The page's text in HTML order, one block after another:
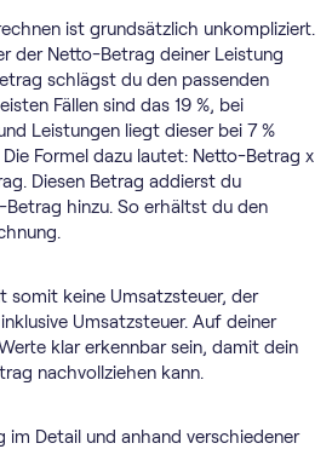
ist grundsätzlich unkompliziert.
der Netto-Betrag deiner Leistung
schlägst du den passenden
Fällen sind das 19 %, bei
Leistungen liegt dieser bei 7 %
Formel dazu lautet: Netto-Betrag x
Diesen Betrag addierst du
hinzu. So erhältst du den
somit keine Umsatzsteuer, der
Umsatzsteuer. Auf deiner
klar erkennbar sein, damit dein
nachvollziehen kann.
im Detail und anhand verschiedener